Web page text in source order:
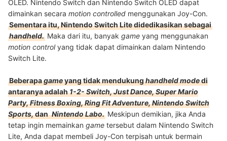
OLED. Nintendo Switch dan Nintendo Switch OLED dapat
dimainkan secara motion controlled menggunakan Joy-Con.
Sementara itu, Nintendo Switch Lite didedikasikan sebagai
handheld. Maka dari itu, banyak game yang menggunakan
motion controlyang tidak dapat dimainkan dalam Nintendo
Switch Lite.
Beberapagameyang tidak mendukunghandheld modedi
antaranya adalah1-2- Switch, Just Dance, Super Mario
Party, Fitness Boxing, Ring Fit Adventure, Nintendo Switch
Sports,dan Nintendo Labo. Meskipun demikian, jika Anda
tetap ingin memainkan game tersebut dalam Nintendo Switch
Lite, Anda dapat membeli Joy-Con terpisah untuk bermain